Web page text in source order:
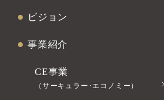
ビジョン
事業紹介
CE事業
（サーキュラー･エコノミー）